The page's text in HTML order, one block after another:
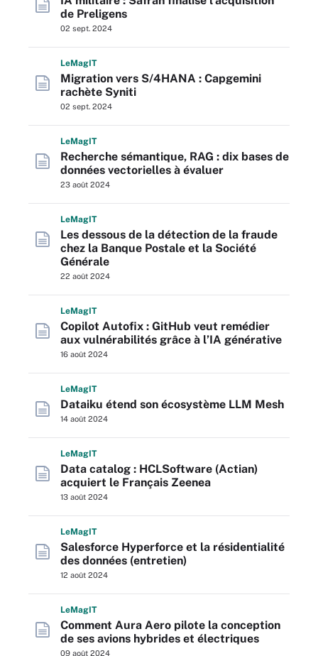
de Preligens
02 sept. 2024
LeMagIT
Migration vers S/4HANA : Capgemini
rachète Syniti
02 sept. 2024
LeMagIT
Recherche sémantique, RAG : dix bases de
données vectorielles à évaluer
23 août 2024
LeMagIT
Les dessous de la détection de la fraude
chez la Banque Postale et la Société
Générale
22 août 2024
LeMagIT
Copilot Autofix : GitHub veut remédier
aux vulnérabilités grâce à l’IA générative
16 août 2024
LeMagIT
Dataiku étend son écosystème LLM Mesh
14 août 2024
LeMagIT
Data catalog : HCLSoftware (Actian)
acquiert le Français Zeenea
13 août 2024
LeMagIT
Salesforce Hyperforce et la résidentialité
des données (entretien)
12 août 2024
LeMagIT
Comment Aura Aero pilote la conception
de ses avions hybrides et électriques
09 août 2024